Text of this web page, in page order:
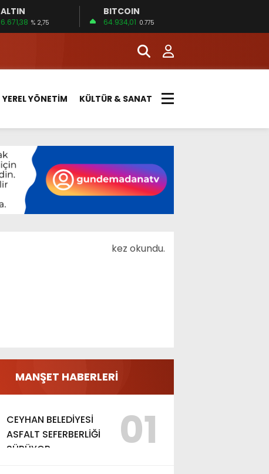
ALTIN
6.671,38 % 2,75
BITCOIN
64.934,01 0.775
YEREL YÖNETİM KÜLTÜR & SANAT
kez okundu.
MANŞET HABERLERİ
CEYHAN BELEDİYESİ
ASFALT SEFERBERLİĞİ
SÜRÜYOR
01